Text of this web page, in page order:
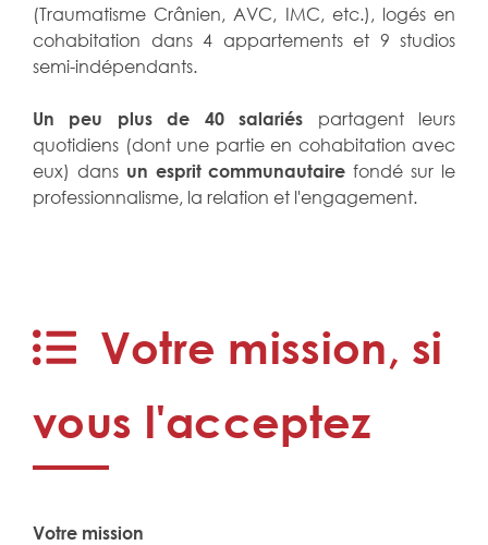
(Traumatisme Crânien, AVC, IMC, etc.), logés en
cohabitation dans 4 appartements et 9 studios
semi-indépendants.
Un peu plus de 40 salariés partagent leurs
quotidiens (dont une partie en cohabitation avec
eux) dans un esprit communautairefondé sur le
professionnalisme, la relation et l'engagement.
Votre mission, si
vous l'acceptez
Votre mission